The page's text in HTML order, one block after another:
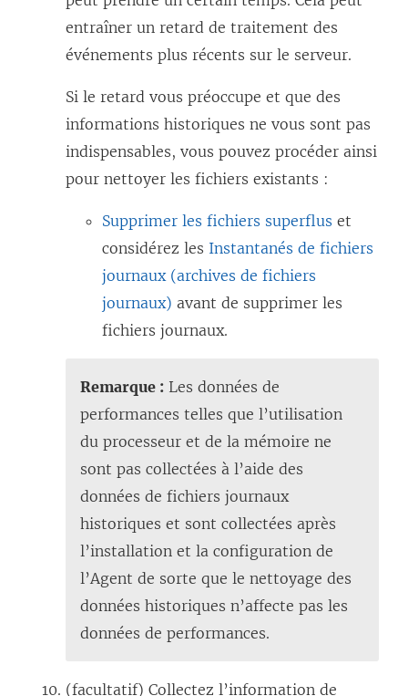
entraîner un retard de traitement des
événements plus récents sur le serveur.
Si le retard vous préoccupe et que des
informations historiques ne vous sont pas
indispensables, vous pouvez procéder ainsi
pour nettoyer les fichiers existants :
Supprimer les fichiers superflus et
considérez les Instantanés de fichiers
journaux (archives de fichiers
journaux) avant de supprimer les
fichiers journaux.
Remarque : Les données de
performances telles que l’utilisation
du processeur et de la mémoire ne
sont pas collectées à l’aide des
données de fichiers journaux
historiques et sont collectées après
l’installation et la configuration de
l’Agent de sorte que le nettoyage des
données historiques n’affecte pas les
données de performances.
(facultatif) Collectez l’information de